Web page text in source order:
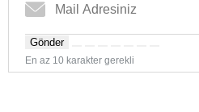
Gönder
En az 10 karakter gerekli